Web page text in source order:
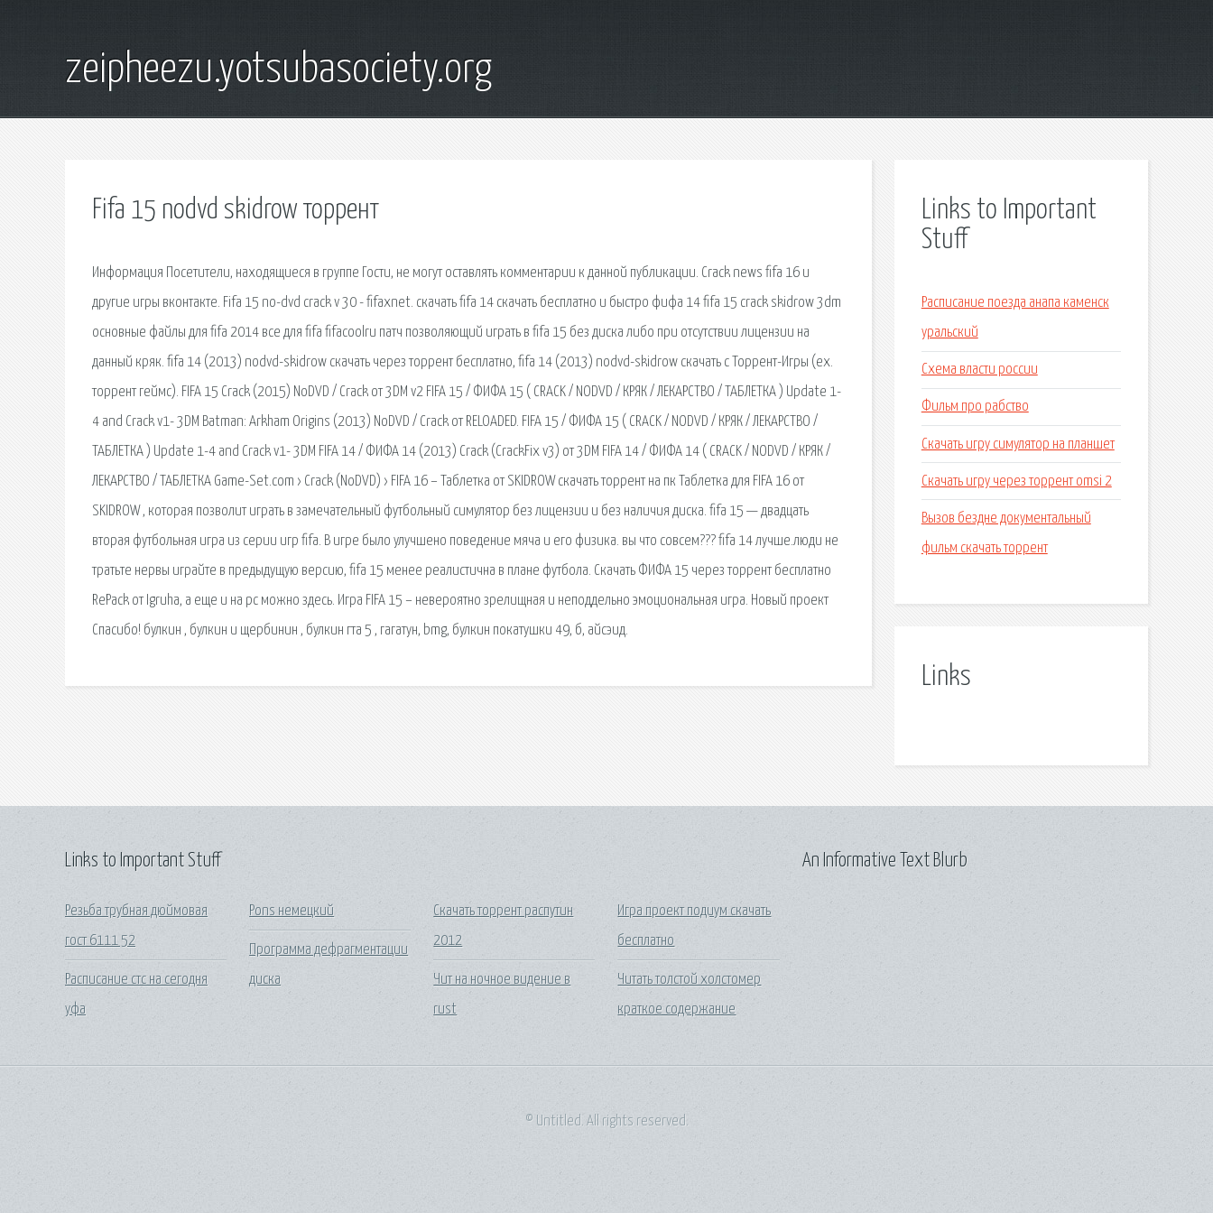
zeipheezu.yotsubasociety.org
Fifa 15 nodvd skidrow торрент
Информация Посетители, находящиеся в группе Гости, не могут оставлять комментарии к данной публикации. Crack news fifa 16 и
другие игры вконтакте. Fifa 15 no-dvd crack v 30 - fifaxnet. скачать fifa 14 скачать бесплатно и быстро фифа 14 fifa 15 crack skidrow 3dm
основные файлы для fifa 2014 все для fifa fifacoolru патч позволяющий играть в fifa 15 без диска либо при отсутствии лицензии на
данный кряк. fifa 14 (2013) nodvd-skidrow скачать через торрент бесплатно, fifa 14 (2013) nodvd-skidrow скачать с Торрент-Игры (ex.
торрент геймс). FIFA 15 Crack (2015) NoDVD / Сrack от 3DM v2 FIFA 15 / ФИФА 15 ( CRACK / NODVD / КРЯК / ЛЕКАРСТВО / ТАБЛЕТКА ) Update 1-
4 and Crack v1- 3DM Batman: Arkham Origins (2013) NoDVD / Сrack от RELOADED. FIFA 15 / ФИФА 15 ( CRACK / NODVD / КРЯК / ЛЕКАРСТВО /
ТАБЛЕТКА ) Update 1-4 and Crack v1- 3DM FIFA 14 / ФИФА 14 (2013) Сrack (CrackFix v3) от 3DM FIFA 14 / ФИФА 14 ( CRACK / NODVD / КРЯК /
ЛЕКАРСТВО / ТАБЛЕТКА Game-Set.com › Crack (NoDVD) › FIFA 16 – Таблетка от SKIDROW скачать торрент на пк Таблетка для FIFA 16 от
SKIDROW , которая позволит играть в замечательный футбольный симулятор без лицензии и без наличия диска. fifa 15 — двадцать
вторая футбольная игра из серии игр fifa. В игре было улучшено поведение мяча и его физика. вы что совсем??? fifa 14 лучше.люди не
тратьте нервы играйте в предыдущую версию, fifa 15 менее реалистична в плане футбола. Скачать ФИФА 15 через торрент бесплатно
RePack от Igruha, а еще и на pc можно здесь. Игра FIFA 15 – невероятно зрелищная и неподдельно эмоциональная игра. Новый проект
Спасибо! булкин , булкин и щербинин , булкин гта 5 , гагатун, bmg, булкин покатушки 49, б, айсэид.
Links to Important
Stuff
Расписание поезда анапа каменск
уральский
Схема власти россии
Фильм про рабство
Скачать игру симулятор на планшет
Скачать игру через торрент omsi 2
Вызов бездне документальный
фильм скачать торрент
Links
Links to Important Stuff
Резьба трубная дюймовая
гост 6111 52
Расписание стс на сегодня
уфа
Pons немецкий
Программа дефрагментации
диска
Скачать торрент распутин
2012
Чит на ночное видение в
rust
Игра проект подиум скачать
бесплатно
Читать толстой холстомер
краткое содержание
An Informative Text Blurb
© Untitled. All rights reserved.